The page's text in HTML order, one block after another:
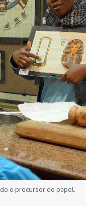
o precursor do papel.